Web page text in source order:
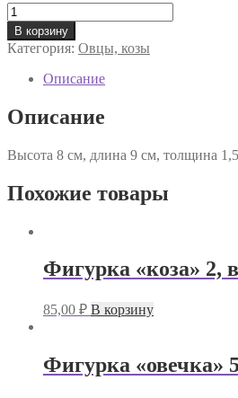
Количество
товара
Фигурка
«овечка»
В корзину
Категория: Овцы, козы
Описание
Описание
Высота 8 см, длина 9 см, толщина
Похожие товары
Фигурка «коза» 2,
85,00 ₽ В корзину
Фигурка «овечка» 5